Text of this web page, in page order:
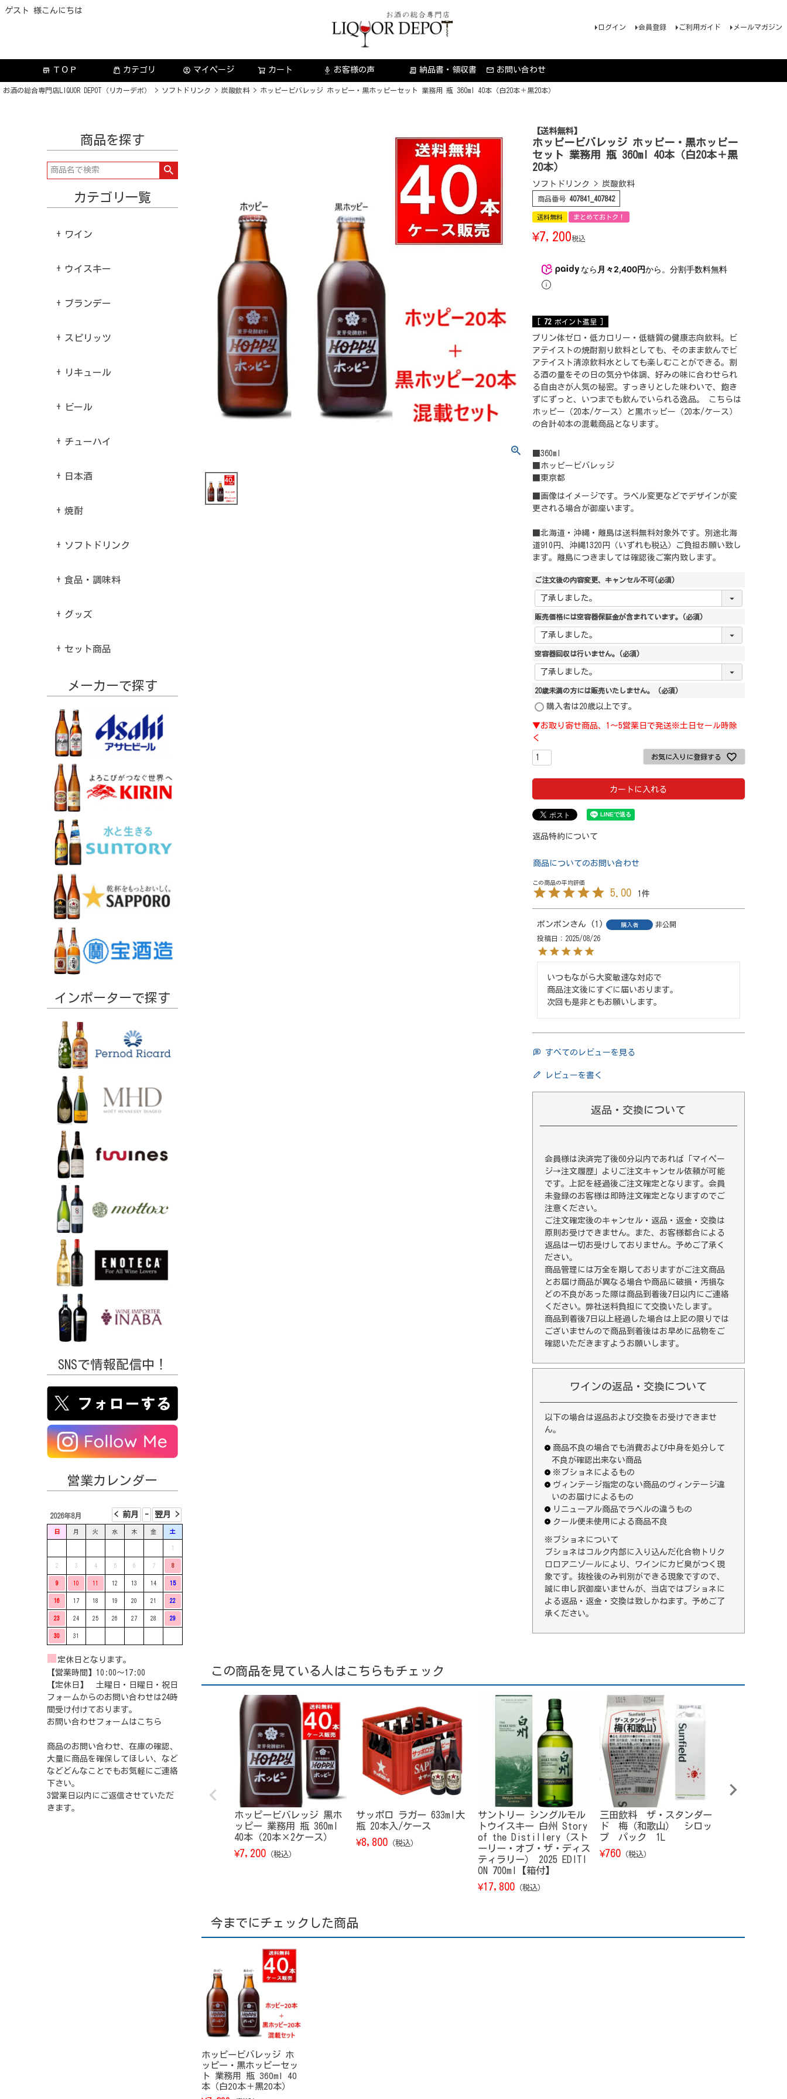
ゲスト 様こんにちは
ログイン 会員登録 ご利用ガイド メールマガジン
store ＴＯＰ カテゴリ account_circle マイページ カート settings_voice お客様の声 receipt_long 納品書・領収書 お問い合わせ
お酒の総合専門店LIQUOR DEPOT（リカーデポ） ソフトドリンク 炭酸飲料 ホッピービバレッジ ホッピー・黒ホッピーセット 業務用 瓶 360ml 40本（白20本＋黒20本）
商品を探す
カテゴリ一覧
ワイン
ウイスキー
ブランデー
スピリッツ
リキュール
ビール
チューハイ
日本酒
焼酎
ソフトドリンク
食品・調味料
グッズ
セット商品
メーカーで探す
インポーターで探す
SNSで情報配信中！
営業カレンダー
2026年8月
日 月 火 水 木 金 土
1
2 3 4 5 6 7 8
9 10 11 12 13 14 15
16 17 18 19 20 21 22
23 24 25 26 27 28 29
30 31
定休日となります。
【営業時間】10:00〜17:00
【定休日】 土曜日・日曜日・祝日
フォームからのお問い合わせは24時
間受け付けております。
お問い合わせフォームは こちら
商品のお問い合わせ、在庫の確認、
大量に商品を確保してほしい、など
などどんなことでもお気軽にご連絡
下さい。
3営業日以内にご返信させていただ
きます。
【送料無料】
ホッピービバレッジ ホッピー・黒ホッピー
セット 業務用 瓶 360ml 40本（白20本＋黒
20本）
ソフトドリンク > 炭酸飲料
商品番号 407841_407842
送料無料 まとめておトク！
¥7,200税込
なら 月々2,400円から。分割手数料無料
72 ポイント進呈 ]
プリン体ゼロ・低カロリー・低糖質の健康志向飲料。ビ
アテイストの焼酎割り飲料としても、そのまま飲んでビ
アテイスト清涼飲料水としても楽しむことができる。割
る酒の量をその日の気分や体調、好みの味に合わせられ
る自由さが人気の秘密。すっきりとした味わいで、飽き
ずにずっと、いつまでも飲んでいられる逸品。 こちらは
ホッピー（20本/ケース）と黒ホッピー（20本/ケース）
の合計40本の混載商品となります。
■360ml
■ホッピービバレッジ
■東京都
■画像はイメージです。ラベル変更などでデザインが変
更される場合が御座います。
■北海道・沖縄・離島は送料無料対象外です。別途北海
道910円、沖縄1320円（いずれも税込）ご負担お願い致し
ます。離島につきましては確認後ご案内致します。
ご注文後の内容変更、キャンセル不可 (必須)
販売価格には空容器保証金が含まれています。 (必須)
空容器回収は行いません。 (必須)
20歳未満の方には販売いたしません。 (必須)
購入者は20歳以上です。
▼お取り寄せ商品、1～5営業日で発送※土日セール時除
く
お気に入りに登録する
カートに入れる
返品特約について
商品についてのお問い合わせ
5.00 1
ポンポン 1 購入者
非公開
投稿日
2025/08/26
いつもながら大変敏速な対応で
商品注文後にすぐに届いおります。
次回も是非ともお願いします。
すべてのレビューを見る
レビューを書く
返品・交換について
会員様は決済完了後60分以内であれば 「マイペー
ジ→注文履歴」 よりご注文キャンセル依頼が可能
です。上記を経過後ご注文確定となります。会員
未登録のお客様は即時注文確定となりますのでご
注意ください。
ご注文確定後のキャンセル・返品・返金・交換は
原則お受けできません。また、お客様都合による
返品は一切お受けしておりません。予めご了承く
ださい。
商品管理には万全を期しておりますがご注文商品
とお届け商品が異なる場合や商品に破損・汚損な
どの不良があった際は商品到着後7日以内にご連絡
ください。弊社送料負担にて交換いたします。
商品到着後7日以上経過した場合は上記の限りでは
ございませんので商品到着後はお早めに品物をご
確認いただきますようお願いします。
ワインの返品・交換について
以下の場合は返品および交換をお受けできませ
ん。
商品不良の場合でも消費および中身を処分して
不良が確認出来ない商品
※ブショネによるもの
ヴィンテージ指定のない商品のヴィンテージ違
いのお届けによるもの
リニューアル商品でラベルの違うもの
クール便未使用による商品不良
※ブショネについて
ブショネはコルク内部に入り込んだ化合物トリク
ロロアニゾールにより、ワインにカビ臭がつく現
象です。抜栓後のみ判別ができる現象ですので、
誠に申し訳御座いませんが、当店ではブショネに
よる返品・返金・交換は致しかねます。予めご了
承ください。
この商品を見ている人はこちらもチェック
ホッピービバレッジ 黒ホ
ッピー 業務用 瓶 360ml
40本（20本×2ケース）
¥7,200 （税込）
サッポロ ラガー 633ml大
瓶 20本入/ケース
¥8,800 （税込）
サントリー シングルモル
トウイスキー 白州 Story
of the Distillery（スト
ーリー・オブ・ザ・ディス
ティラリー） 2025 EDITI
ON 700ml【箱付】
¥17,800 （税込）
三田飲料 ザ・スタンダー
ド 梅（和歌山） シロッ
プ パック 1L
¥760 （税込）
今までにチェックした商品
ホッピービバレッジ ホ
ッピー・黒ホッピーセッ
ト 業務用 瓶 360ml 40
本（白20本＋黒20本）